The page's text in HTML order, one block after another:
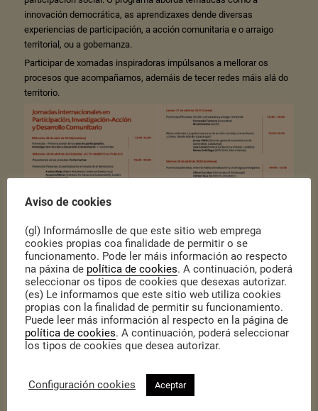
innovación democrática, as aprendizaxes dende diversas
experiencias de participación, a acción comunitaria e o arraigo
territorial, ou a gobernanza.
Participar de xornadas inspiradoras impúlsanos a mellorar os
procesos que acompañamos, ademáis de tecer redes máis alá do
territorio.
Organizamos encontros
emprendedores no marco
da Axenda Urbana 2030 de
Aviso de cookies
(gl) Informámoslle de que este sitio web emprega
cookies propias coa finalidade de permitir o se
funcionamento. Pode ler máis información ao respecto
na páxina de política de cookies. A continuación, poderá
seleccionar os tipos de cookies que desexas autorizar.
(es) Le informamos que este sitio web utiliza cookies
propias con la finalidad de permitir su funcionamiento.
Puede leer más información al respecto en la página de
política de cookies. A continuación, poderá seleccionar
los tipos de cookies que desea autorizar.
Configuración cookies Aceptar